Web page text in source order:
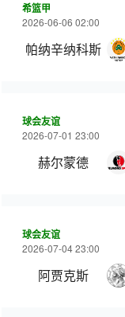
希篮甲
2026-06-06 02:00
帕纳辛纳科斯
球会友谊
2026-07-01 23:00
赫尔蒙德
球会友谊
2026-07-04 23:00
阿贾克斯